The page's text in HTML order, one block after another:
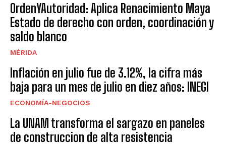
OrdenYAutoridad: Aplica Renacimiento Maya
Estado de derecho con orden, coordinación y
saldo blanco
MÉRIDA
Inflación en julio fue de 3.12%, la cifra más
baja para un mes de julio en diez años: INEGI
ECONOMÍA-NEGOCIOS
La UNAM transforma el sargazo en paneles
de construccion de alta resistencia